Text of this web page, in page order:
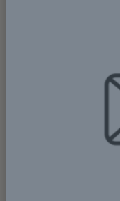
Di tahun 2025,
sukses di dunia
dokumen,
presentasi
Detail lebih lanjut